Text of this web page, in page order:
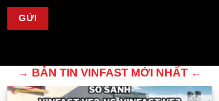
→ BẢN TIN VINFAST MỚI NHẤT ←